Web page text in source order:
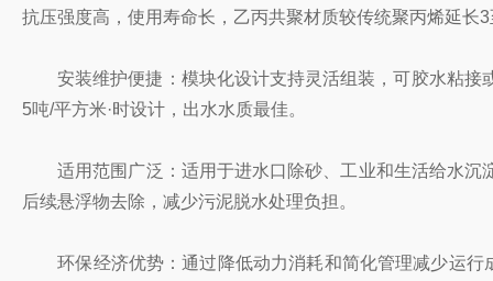
抗压强度高，使用寿命长，乙丙共聚材质较传统聚丙烯延长
安装维护便捷：模块化设计支持灵活组装，可胶水粘接
5吨/平方米·时设计，出水水质最佳。
适用范围广泛：适用于进水口除砂、工业和生活给水沉
后续悬浮物去除，减少污泥脱水处理负担。
环保经济优势：通过降低动力消耗和简化管理减少运行